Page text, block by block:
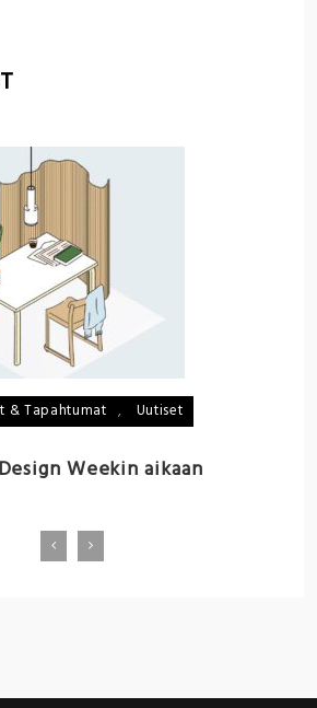
& Tapahtumat , Uutiset
Weekin aikaan